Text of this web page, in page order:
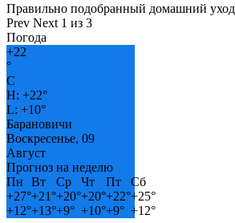
Правильно подобранный домашний
Prev Next 1 из 3
Погода
+22
°
C
H: +22°
L: +10°
Барановичи
Воскресенье, 09
Август
Прогноз на неделю
Пн
Вт Ср Чт Пт
Сб
+27°+21°+20°+20°+22°+25°
+12°+13°+9° +10°+9° +12°